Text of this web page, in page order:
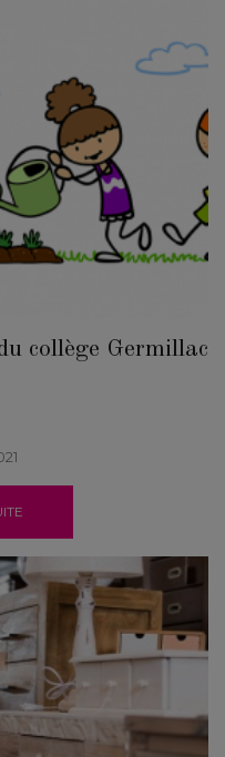
collège Germillac